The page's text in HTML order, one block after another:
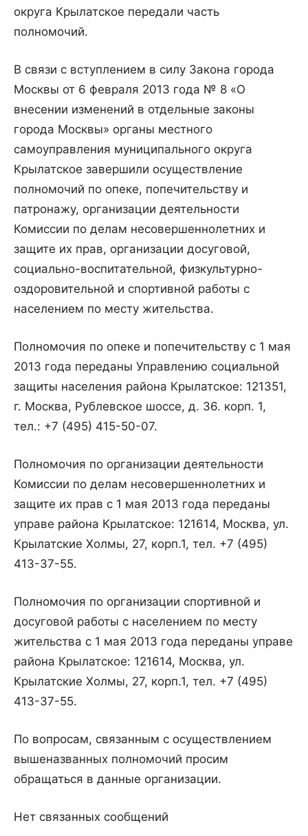
округа Крылатское передали часть
полномочий.
В связи с вступлением в силу Закона города
Москвы от 6 февраля 2013 года № 8 «О
внесении изменений в отдельные законы
города Москвы» органы местного
самоуправления муниципального округа
Крылатское завершили осуществление
полномочий по опеке, попечительству и
патронажу, организации деятельности
Комиссии по делам несовершеннолетних и
защите их прав, организации досуговой,
социально-воспитательной, физкультурно-
оздоровительной и спортивной работы с
населением по месту жительства.
Полномочия по опеке и попечительству с 1 мая
2013 года переданы Управлению социальной
защиты населения района Крылатское: 121351,
г. Москва, Рублевское шоссе, д. 36. корп. 1,
тел.: +7 (495) 415-50-07.
Полномочия по организации деятельности
Комиссии по делам несовершеннолетних и
защите их прав с 1 мая 2013 года переданы
управе района Крылатское: 121614, Москва, ул.
Крылатские Холмы, 27, корп.1, тел. +7 (495)
413-37-55.
Полномочия по организации спортивной и
досуговой работы с населением по месту
жительства с 1 мая 2013 года переданы управе
района Крылатское: 121614, Москва, ул.
Крылатские Холмы, 27, корп.1, тел. +7 (495)
413-37-55.
По вопросам, связанным с осуществлением
вышеназванных полномочий просим
обращаться в данные организации.
Нет связанных сообщений